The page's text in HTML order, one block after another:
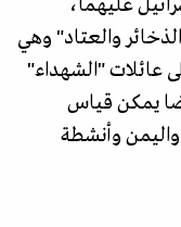
عليهما،
والعتاد" وهي
عائلات "الشهداء"
يمكن قياس
وأنشطة